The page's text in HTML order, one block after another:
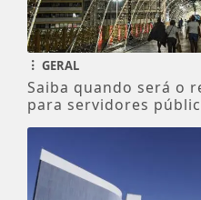
GERAL
Saiba quando será o
para servidores